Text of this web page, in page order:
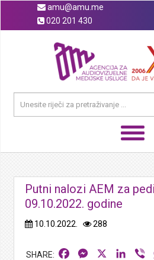
amu@amu.me
020 201 430
Putni nalozi AEM za
09.10.2022. godine
10.10.2022. 288
FacebookMessenger